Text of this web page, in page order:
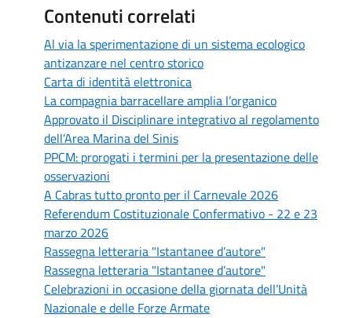
Contenuti correlati
Al via la sperimentazione di un sistema ecologico
antizanzare nel centro storico
Carta di identità elettronica
La compagnia barracellare amplia l’organico
Approvato il Disciplinare integrativo al regolamento
dell’Area Marina del Sinis
PPCM: prorogati i termini per la presentazione delle
osservazioni
A Cabras tutto pronto per il Carnevale 2026
Referendum Costituzionale Confermativo - 22 e 23
marzo 2026
Rassegna letteraria "Istantanee d’autore"
Rassegna letteraria "Istantanee d’autore"
Celebrazioni in occasione della giornata dell’Unità
Nazionale e delle Forze Armate